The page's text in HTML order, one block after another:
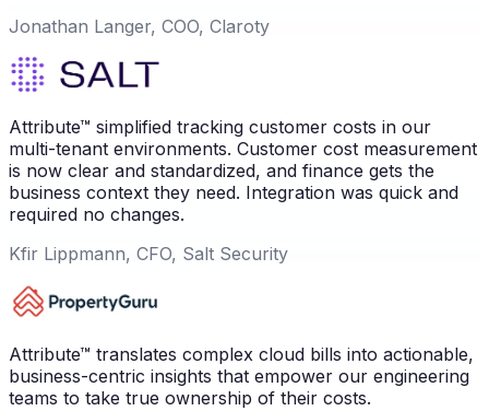
Jonathan Langer, COO, Claroty
Attribute™ simplified tracking customer costs in our
multi-tenant environments. Customer cost measurement
is now clear and standardized, and finance gets the
business context they need. Integration was quick and
required no changes.
Kfir Lippmann, CFO, Salt Security
Attribute™ translates complex cloud bills into actionable,
business-centric insights that empower our engineering
teams to take true ownership of their costs.